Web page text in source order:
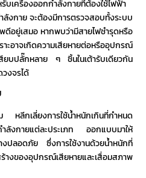
บเครื่องออกกำลังกายที่ต้องใช้ไฟฟ้า
งกาย จะต้องมีการตรวจสอบทั้งระบบ
ดีอยู่เสมอ หากพบว่ามีสายไฟชำรุดหรือ
าะอาจเกิดความเสียหายต่อหรืออุปกรณ์
บปลั๊กหลาย ๆ ชิ้นในเต้ารับเดียวกัน
วงจรได้
ม หลีกเลี่ยงการใช้น้ำหนักเกินที่กำหนด
ำลังกายแต่ละประเภท ออกแบบมาให้
งปลอดภัย ซึ่งการใช้งานด้วยน้ำหนักที่
ร้างของอุปกรณ์เสียหายและเสื่อมสภาพ